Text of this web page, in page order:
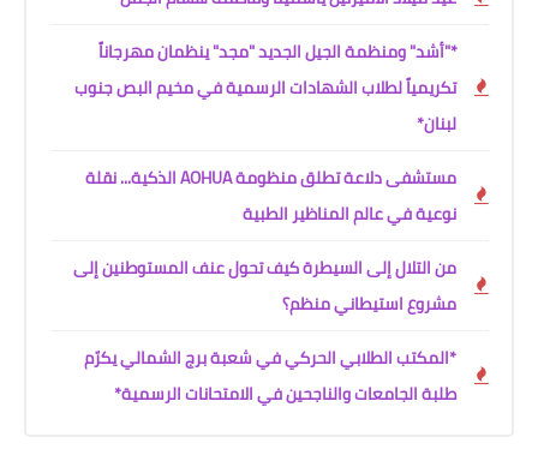
*"أشد" ومنظمة الجيل الجديد "مجد" ينظمان مهرجاناً
تكريمياً لطلاب الشهادات الرسمية في مخيم البص جنوب
لبنان*
مستشفى دلاعة تطلق منظومة AOHUA الذكية... نقلة
نوعية في عالم المناظير الطبية
من التلال إلى السيطرة كيف تحول عنف المستوطنين إلى
مشروع استيطاني منظم؟
*المكتب الطلابي الحركي في شعبة برج الشمالي يكرّم
طلبة الجامعات والناجحين في الامتحانات الرسمية*